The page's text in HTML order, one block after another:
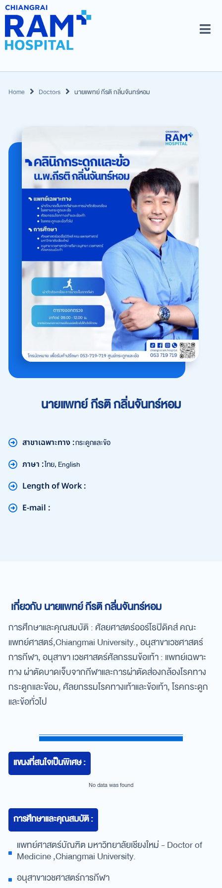
Home Doctors นายแพทย์ กีรติ กลิ่นจันทร์หอม
นายแพทย์ กีรติ กลิ่นจันทร์หอม
สาขาเฉพาะทาง : กระดูกและข้อ
ภาษา : ไทย, English
Length of Work :
E-mail :
เกี่ยวกับ นายแพทย์ กีรติ กลิ่นจันทร์หอม
การศึกษาและคุณสมบัติ : ศัลยศาสตร์ออร์โธปิดิคส์ คณะ
แพทย์ศาสตร์,Chiangmai University., อนุสาขาเวชศาสตร์
การกีฬา, อนุสาขา เวชศาสตร์ศัลกรรมข้อเท้า : แพทย์เฉพาะ
ทาง ผ่าตัดบาดเจ็บจากกีฬาและการผ่าตัดส่องกล้องโรคทาง
กระดูกและข้อม, ศัลยกรรมโรคทางเท้าและข้อเท้า, โรคกระดูก
และข้อทั่วไป
แขนงที่สนใจเป็นพิเศษ :
No data was found
การศึกษาและคุณสมบัติ :
แพทย์ศาสตร์บัณฑิต มหาวิทยาลัยเชียงใหม่ - Doctor of
Medicine ,Chiangmai University.
อนุสาขาเวชศาสตร์การกีฬา